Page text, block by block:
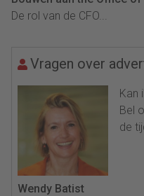
De rol van de CFO...
Vragen over
Kan
Bel
de
Wendy Batist